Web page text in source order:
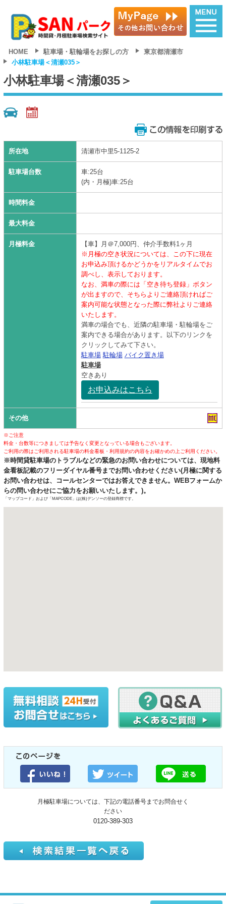
HOME 駐車場・駐輪場をお探しの方
東京都清瀬市
小林駐車場＜清瀬035＞
小林駐車場＜清瀬035＞
所在地 清瀬市中里5-1125-2
駐車場台数
車:25台
(内・月極)車:25台
時間料金
最大料金
月極料金
【車】月＠7,000円、仲介手数料1ヶ月
※月極の空き状況については、この下に現在
お申込み頂けるかどうかをリアルタイムでお
調べし、表示しております。
なお、満車の際には「空き待ち登録」ボタン
が出ますので、そちらよりご連絡頂ければご
案内可能な状態となった際に弊社よりご連絡
いたします。
満車の場合でも、近隣の駐車場・駐輪場をご
案内できる場合があります。以下のリンクを
クリックしてみて下さい。
駐車場 駐輪場 バイク置き場
駐車場
空きあり
お申込みはこちら
その他
※ご注意
料金・台数等につきましては予告なく変更となっている場合もございます。
ご利用の際はご利用される駐車場の料金看板・利用規約の内容をお確かめの上ご利用ください。
※時間貸駐車場のトラブルなどの緊急のお問い合わせについては、現地料
金看板記載のフリーダイヤル番号までお問い合わせください(月極に関する
お問い合わせは、コールセンターではお答えできません。WEBフォームか
らの問い合わせにご協力をお願いいたします。)。
「マップコード」および「MAPCODE」は(株)デンソーの登録商標です。
月極駐車場については、下記の電話番号までお問合せく
ださい
0120-389-303